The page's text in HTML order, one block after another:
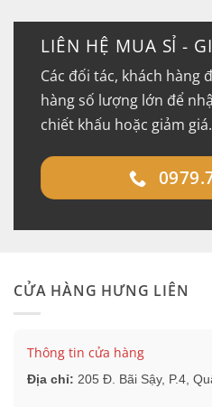
LIÊN HỆ MUA SỈ -
Các đối tác, khách hàng
hàng số lượng lớn để
chiết khấu hoặc giảm giá.
CỬA HÀNG HƯNG LIÊN
Thông tin cửa hàng
Địa chỉ: 205 Đ. Bãi Sậy, P.4,